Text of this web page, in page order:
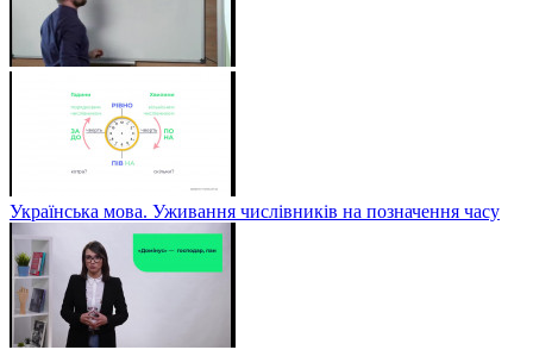
Українська мова. Уживання числівників на позначення часу